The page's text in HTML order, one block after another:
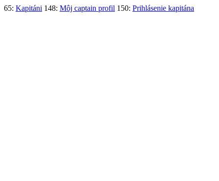
65: Kapitáni 148: Môj captain profil 150: Prihlásenie kapitána